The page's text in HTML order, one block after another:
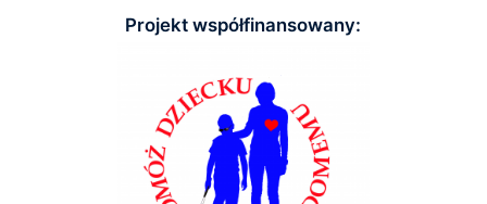
Projekt współfinansowany: